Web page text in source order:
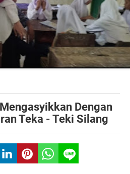
Dengan
Teka - Teki Silang